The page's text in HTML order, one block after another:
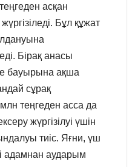
асқан
Бұл құжат
Бірақ анасы
бауырына ақша
сұрақ
теңгеден асса да
жүргізілуі үшін
тиіс. Яғни, үш
адамнан аударым